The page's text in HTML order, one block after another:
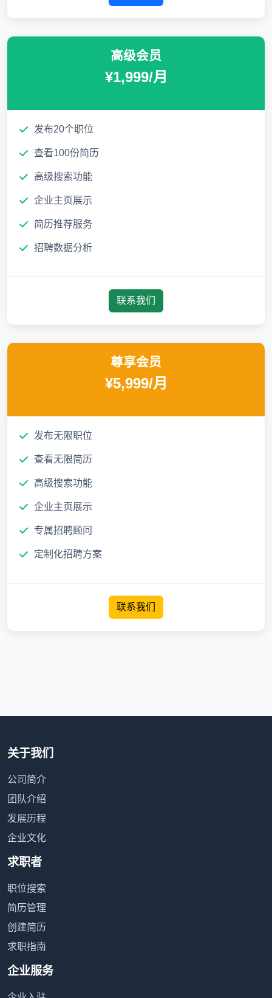
高级会员
¥1,999/月
发布20个职位
查看100份简历
高级搜索功能
企业主页展示
简历推荐服务
招聘数据分析
联系我们
尊享会员
¥5,999/月
发布无限职位
查看无限简历
高级搜索功能
企业主页展示
专属招聘顾问
定制化招聘方案
联系我们
关于我们
公司简介
团队介绍
发展历程
企业文化
求职者
职位搜索
简历管理
创建简历
求职指南
企业服务